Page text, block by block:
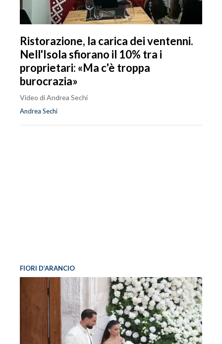
Ristorazione, la carica dei ventenni.
Nell'Isola sfiorano il 10% tra i
proprietari: «Ma c'è troppa
burocrazia»
Video di Andrea Sechi
Andrea Sechi
FIORI D’ARANCIO